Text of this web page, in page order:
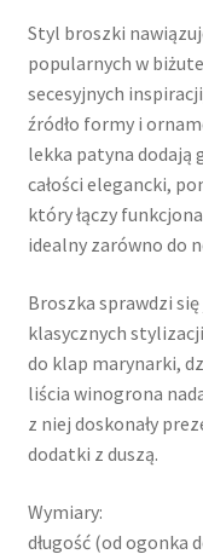
Styl broszki
popularnych w
secesyjnych
źródło formy i
lekka patyna dodają
całości elegancki,
który łączy
idealny zarówno do
Broszka sprawdzi
klasycznych
do klap marynarki,
liścia winogrona
z niej doskonały
dodatki z duszą.
Wymiary:
długość (od ogonka